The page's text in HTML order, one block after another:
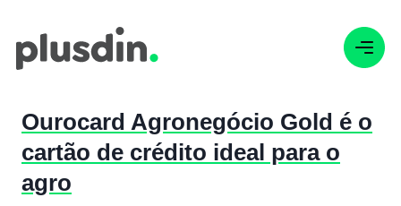
Ourocard Agronegócio Gold é o
cartão de crédito ideal para o
agro